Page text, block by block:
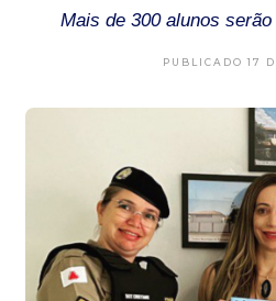
Mais de 300 alunos
PUBLICADO 17